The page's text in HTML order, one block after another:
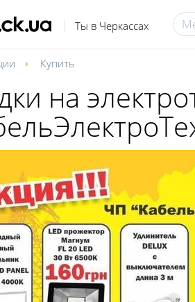
Ты в Черкассах
Купить
на